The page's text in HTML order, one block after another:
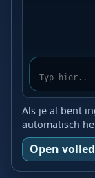
Als je al bent
automatisch
Open